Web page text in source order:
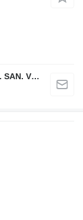
ANKAPAR İŞ MAK. YED. PAR. PAZ. İTH. İHR. SAN. VE TİC. LTD. ŞTİ.